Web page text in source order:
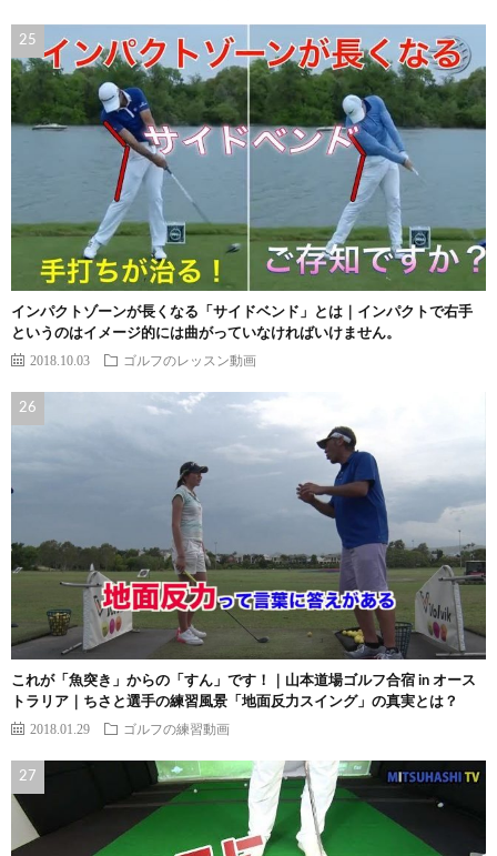
インパクトゾーンが長くなる「サイドベンド」とは｜インパクトで右手
というのはイメージ的には曲がっていなければいけません。
2018.10.03 ゴルフのレッスン動画
これが「魚突き」からの「すん」です！｜山本道場ゴルフ合宿 in オース
トラリア｜ちさと選手の練習風景「地面反力スイング」の真実とは？
2018.01.29 ゴルフの練習動画